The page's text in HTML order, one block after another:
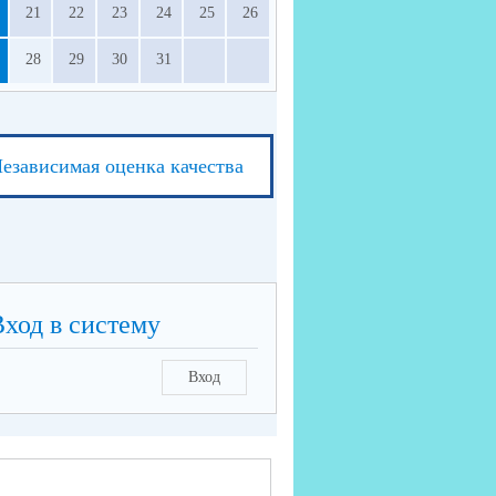
21 22 23 24 25 26
28 29 30 31
оценка качества
в систему
Вход